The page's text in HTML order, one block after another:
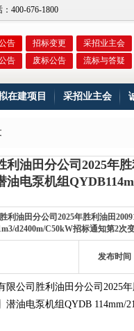
400-676-1800
告 招标变更
采招业主会
告
废标公告 流标与答疑
在建项目 采招业主会
油田分公司2025年
油电泵机组
利油田分公司2025年胜利油田
d2400m/C50kW招标通知第2次
发布时间
限公司胜利油田分公司2025
潜油电泵机组QYDB 114mm/